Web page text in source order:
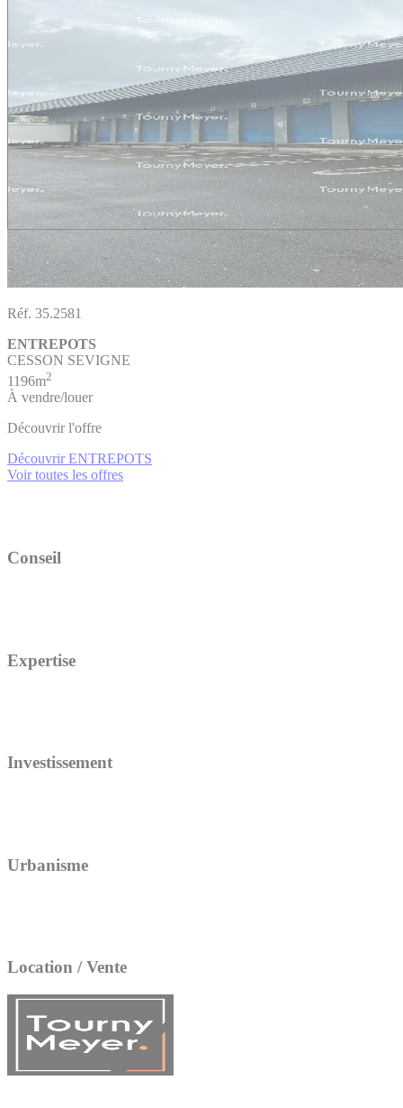
Réf. 35.2581
ENTREPOTS
CESSON SEVIGNE
1196m2
À vendre/louer
Découvrir l'offre
Découvrir ENTREPOTS
Voir toutes les offres
Conseil
Expertise
Investissement
Urbanisme
Location / Vente